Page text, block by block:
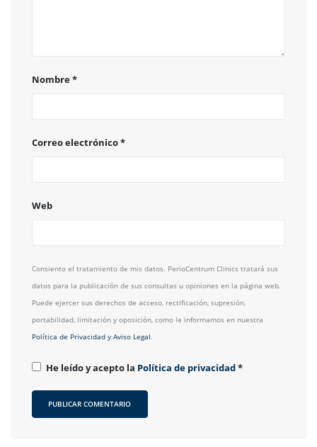
Nombre*
Correo electrónico*
Web
Consiento el tratamiento de mis datos. PerioCentrum Clinics tratará sus
datos para la publicación de sus consultas u opiniones en la página web.
Puede ejercer sus derechos de acceso, rectificación, supresión,
portabilidad, limitación y oposición, como le informamos en nuestra
Política de Privacidad y Aviso Legal.
He leído y acepto la Política de privacidad*